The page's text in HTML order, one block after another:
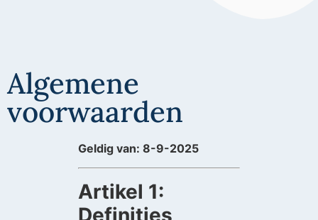
Algemene
voorwaarden
Geldig van: 8-9-2025
Artikel 1:
Definities